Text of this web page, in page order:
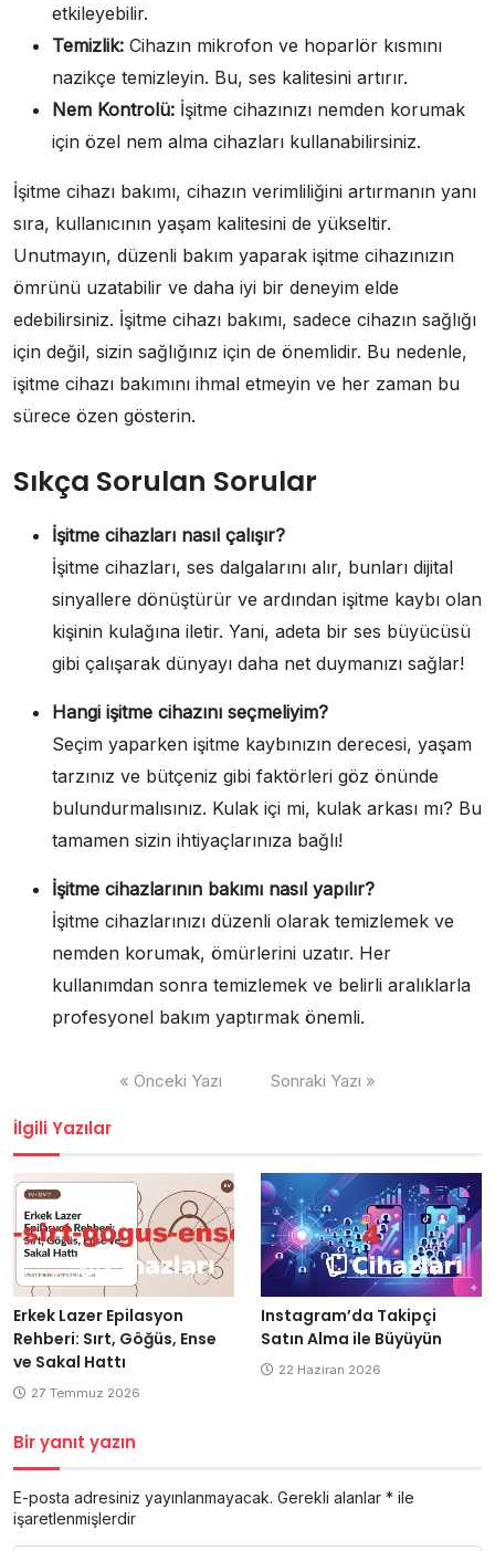
etkileyebilir.
Temizlik: Cihazın mikrofon ve hoparlör kısmını
nazikçe temizleyin. Bu, ses kalitesini artırır.
Nem Kontrolü: İşitme cihazınızı nemden korumak
için özel nem alma cihazları kullanabilirsiniz.
İşitme cihazı bakımı, cihazın verimliliğini artırmanın yanı
sıra, kullanıcının yaşam kalitesini de yükseltir.
Unutmayın, düzenli bakım yaparak işitme cihazınızın
ömrünü uzatabilir ve daha iyi bir deneyim elde
edebilirsiniz. İşitme cihazı bakımı, sadece cihazın sağlığı
için değil, sizin sağlığınız için de önemlidir. Bu nedenle,
işitme cihazı bakımını ihmal etmeyin ve her zaman bu
sürece özen gösterin.
Sıkça Sorulan Sorular
İşitme cihazları nasıl çalışır?
İşitme cihazları, ses dalgalarını alır, bunları dijital
sinyallere dönüştürür ve ardından işitme kaybı olan
kişinin kulağına iletir. Yani, adeta bir ses büyücüsü
gibi çalışarak dünyayı daha net duymanızı sağlar!
Hangi işitme cihazını seçmeliyim?
Seçim yaparken işitme kaybınızın derecesi, yaşam
tarzınız ve bütçeniz gibi faktörleri göz önünde
bulundurmalısınız. Kulak içi mi, kulak arkası mı? Bu
tamamen sizin ihtiyaçlarınıza bağlı!
İşitme cihazlarının bakımı nasıl yapılır?
İşitme cihazlarınızı düzenli olarak temizlemek ve
nemden korumak, ömürlerini uzatır. Her
kullanımdan sonra temizlemek ve belirli aralıklarla
profesyonel bakım yaptırmak önemli.
« Önceki Yazı Sonraki Yazı »
İlgili Yazılar
Erkek Lazer Epilasyon
Rehberi: Sırt, Göğüs, Ense
ve Sakal Hattı
27 Temmuz 2026
Instagram’da Takipçi
Satın Alma ile Büyüyün
22 Haziran 2026
Bir yanıt yazın
E-posta adresiniz yayınlanmayacak. Gerekli alanlar * ile
işaretlenmişlerdir